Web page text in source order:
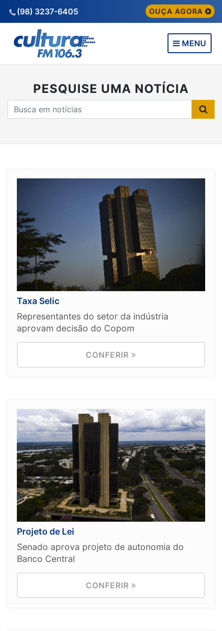
(98) 3237-6405 OUÇA AGORA
MENU
PESQUISE UMA NOTÍCIA
Taxa Selic
Representantes do setor da indústria
aprovam decisão do Copom
CONFERIR
Projeto de Lei
Senado aprova projeto de autonomia do
Banco Central
CONFERIR